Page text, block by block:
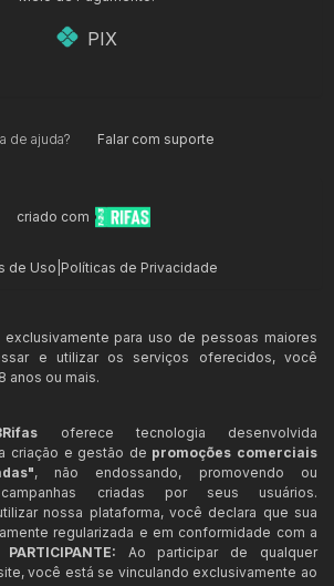
PIX
de ajuda? Falar com suporte
criado com
de Uso Políticas de Privacidade
para uso de pessoas maiores
e utilizar os serviços oferecidos, você
anos ou mais.
oferece tecnologia desenvolvida
criação e gestão de promoções comerciais
, não endossando, promovendo ou
criadas por seus usuários.
nossa plataforma, você declara que sua
regularizada e em conformidade com a
PARTICIPANTE: Ao participar de qualquer
você está se vinculando exclusivamente ao